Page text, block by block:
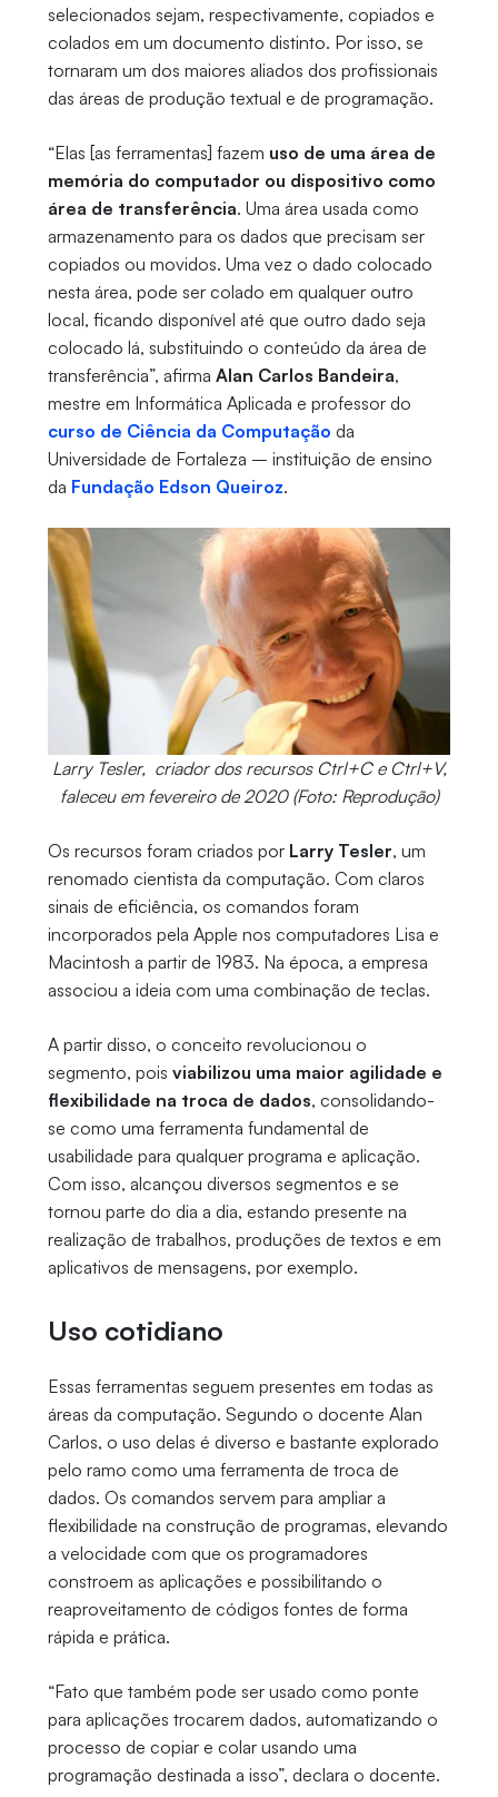
selecionados sejam, respectivamente, copiados e
colados em um documento distinto. Por isso, se
tornaram um dos maiores aliados dos profissionais
das áreas de produção textual e de programação.
“Elas [as ferramentas] fazem uso de uma área de
memória do computador ou dispositivo como
área de transferência. Uma área usada como
armazenamento para os dados que precisam ser
copiados ou movidos. Uma vez o dado colocado
nesta área, pode ser colado em qualquer outro
local, ficando disponível até que outro dado seja
colocado lá, substituindo o conteúdo da área de
transferência”, afirma Alan Carlos Bandeira,
mestre em Informática Aplicada e professor do
curso de Ciência da Computação da
Universidade de Fortaleza – instituição de ensino
da Fundação Edson Queiroz.
Larry Tesler, criador dos recursos Ctrl+C e Ctrl+V,
faleceu em fevereiro de 2020 (Foto: Reprodução)
Os recursos foram criados por Larry Tesler, um
renomado cientista da computação. Com claros
sinais de eficiência, os comandos foram
incorporados pela Apple nos computadores Lisa e
Macintosh a partir de 1983. Na época, a empresa
associou a ideia com uma combinação de teclas.
A partir disso, o conceito revolucionou o
segmento, pois viabilizou uma maior agilidade e
flexibilidade na troca de dados, consolidando-
se como uma ferramenta fundamental de
usabilidade para qualquer programa e aplicação.
Com isso, alcançou diversos segmentos e se
tornou parte do dia a dia, estando presente na
realização de trabalhos, produções de textos e em
aplicativos de mensagens, por exemplo.
Uso cotidiano
Essas ferramentas seguem presentes em todas as
áreas da computação. Segundo o docente Alan
Carlos, o uso delas é diverso e bastante explorado
pelo ramo como uma ferramenta de troca de
dados. Os comandos servem para ampliar a
flexibilidade na construção de programas, elevando
a velocidade com que os programadores
constroem as aplicações e possibilitando o
reaproveitamento de códigos fontes de forma
rápida e prática.
“Fato que também pode ser usado como ponte
para aplicações trocarem dados, automatizando o
processo de copiar e colar usando uma
programação destinada a isso”, declara o docente.